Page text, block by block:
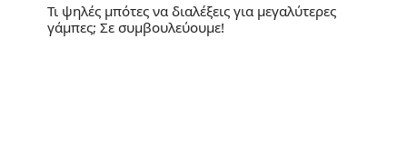
Τι ψηλές μπότες να διαλέξεις για μεγαλύτερες
γάμπες; Σε συμβουλεύουμε!